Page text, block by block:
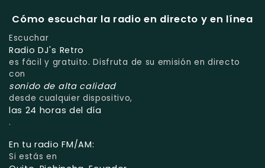
Cómo escuchar la radio en directo y en línea
Escuchar
Radio DJ's Retro
es fácil y gratuito. Disfruta de su emisión en directo
con
sonido de alta calidad
desde cualquier dispositivo,
las 24 horas del día
.
En tu radio FM/AM:
Si estás en